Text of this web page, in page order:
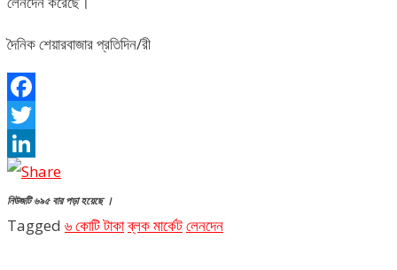
দৈনিক শেয়ারবাজার প্রতিদিন/রী
Facebook
Twitter
LinkedIn
নিউজটি ৬৯৫ বার পড়া হয়েছে ।
Tagged ৬ কোটি টাকাব্লক মার্কেটলেনদেন